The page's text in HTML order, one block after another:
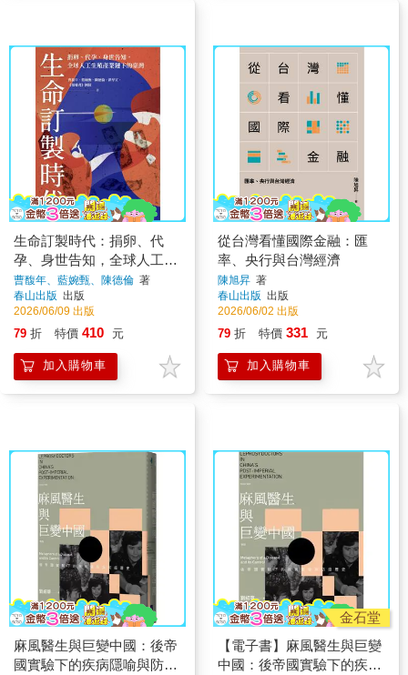
生命訂製時代：捐卵、代
孕、身世告知，全球人工生
殖產業鏈下的臺灣
曹馥年、藍婉甄、陳德倫 著
春山出版 出版
2026/06/09 出版
79 折 特價 410 元
加入購物車
從台灣看懂國際金融：匯
率、央行與台灣經濟
陳旭昇 著
春山出版 出版
2026/06/02 出版
79 折 特價 331 元
加入購物車
麻風醫生與巨變中國：後帝
國實驗下的疾病隱喻與防疫
金石堂
【電子書】麻風醫生與巨變
中國：後帝國實驗下的疾病